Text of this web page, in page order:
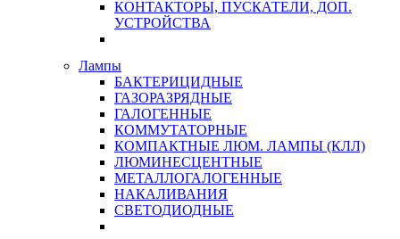
КОНТАКТОРЫ, ПУСКАТЕЛИ, ДОП.
УСТРОЙСТВА
Лампы
БАКТЕРИЦИДНЫЕ
ГАЗОРАЗРЯДНЫЕ
ГАЛОГЕННЫЕ
КОММУТАТОРНЫЕ
КОМПАКТНЫЕ ЛЮМ. ЛАМПЫ (КЛЛ)
ЛЮМИНЕСЦЕНТНЫЕ
МЕТАЛЛОГАЛОГЕННЫЕ
НАКАЛИВАНИЯ
СВЕТОДИОДНЫЕ